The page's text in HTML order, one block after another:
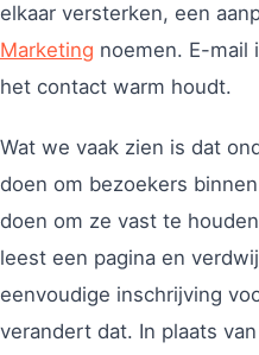
elkaar versterken, een
Marketing noemen. E-mail
het contact warm houdt.
Wat we vaak zien is dat
doen om bezoekers
doen om ze vast te
leest een pagina en
eenvoudige inschrijving
verandert dat. In plaats